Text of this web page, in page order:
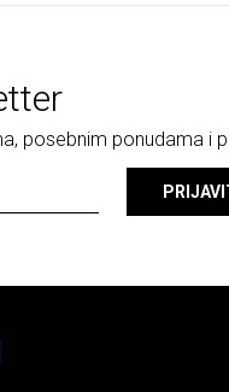
posebnim ponudama i